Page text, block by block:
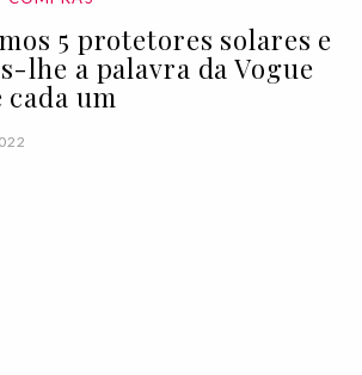
5 protetores solares e
lhe a palavra da Vogue
cada um